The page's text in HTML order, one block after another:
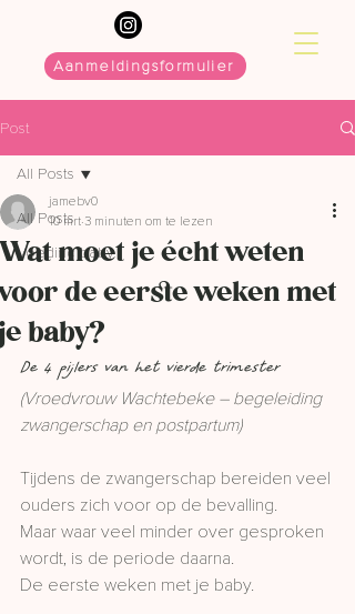
Aanmeldingsformulier
Post
All Posts
Voeding baby
All Posts
Wat moet je écht weten
voor de eerste weken met
je baby?
jamebv0
10 mrt 3 minuten om te lezen
De 4 pijlers van het vierde trimester
(Vroedvrouw Wachtebeke – begeleiding
zwangerschap en postpartum)
Tijdens de zwangerschap bereiden veel
ouders zich voor op de bevalling.
Maar waar veel minder over gesproken
wordt, is de periode daarna.
De eerste weken met je baby.